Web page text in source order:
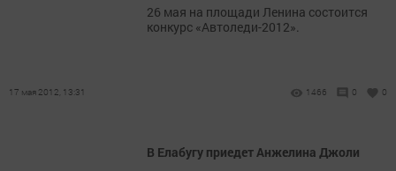
26 мая на площади Ленина состоится
конкурс «Автоледи-2012».
17 мая 2012, 13:31 1466 0 0
В Елабугу приедет Анжелина Джоли